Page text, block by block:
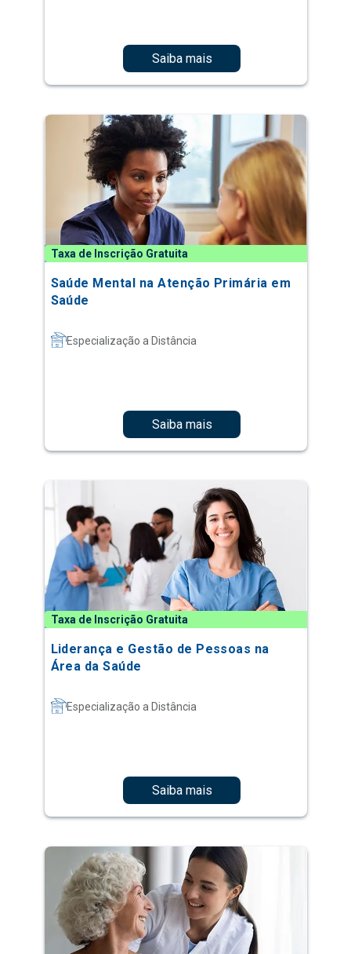
Saiba mais
Taxa de Inscrição Gratuita
Saúde Mental na Atenção Primária em
Saúde
Especialização a Distância
Saiba mais
Taxa de Inscrição Gratuita
Liderança e Gestão de Pessoas na
Área da Saúde
Especialização a Distância
Saiba mais